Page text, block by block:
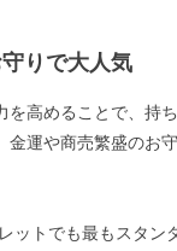
りで大人気
を高めることで、持
金運や商売繁盛のお
ットでも最もスタン